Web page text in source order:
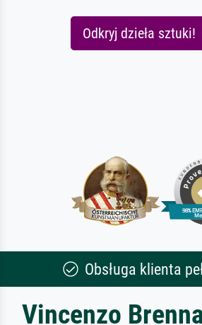
Odkryj dzieła sztuki!
Obsługa klienta
Vincenzo